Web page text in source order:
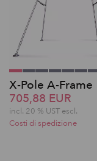
X-Pole A-Frame
705,88 EUR
incl. 20 % UST escl.
Costi di spedizione